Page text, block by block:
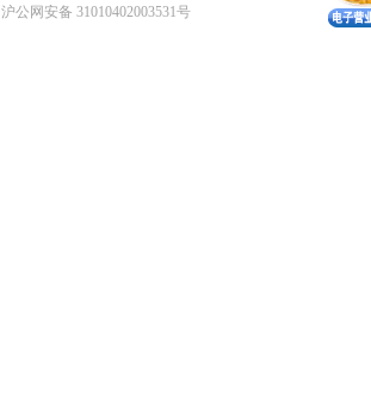
沪公网安备 31010402003531号